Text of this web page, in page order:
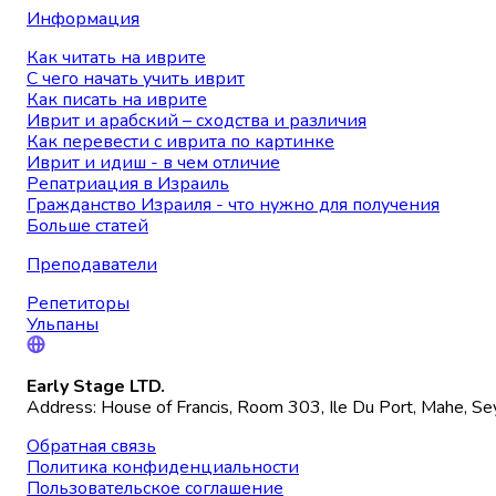
Информация
Как читать на иврите
С чего начать учить иврит
Как писать на иврите
Иврит и арабский – сходства и различия
Как перевести с иврита по картинке
Иврит и идиш - в чем отличие
Репатриация в Израиль
Гражданство Израиля - что нужно для получения
Больше статей
Преподаватели
Репетиторы
Ульпаны
Early Stage LTD.
Address: House of Francis, Room 303, Ile Du Port, Mahe,
Обратная связь
Политика конфиденциальности
Пользовательское соглашение